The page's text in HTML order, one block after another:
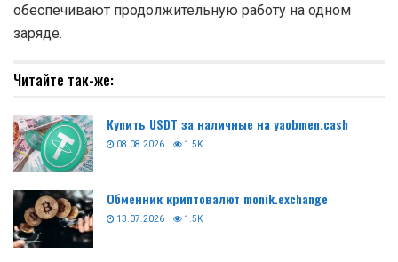
обеспечивают продолжительную работу на одном
заряде.
Читайте так-же:
Купить USDT за наличные на yaobmen.cash
08.08.2026 1.5K
Обменник криптовалют monik.exchange
13.07.2026 1.5K